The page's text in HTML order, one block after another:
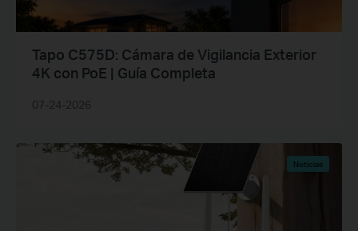
Tapo C575D: Cámara de Vigilancia Exterior
4K con PoE | Guía Completa
07-24-2026
Noticias